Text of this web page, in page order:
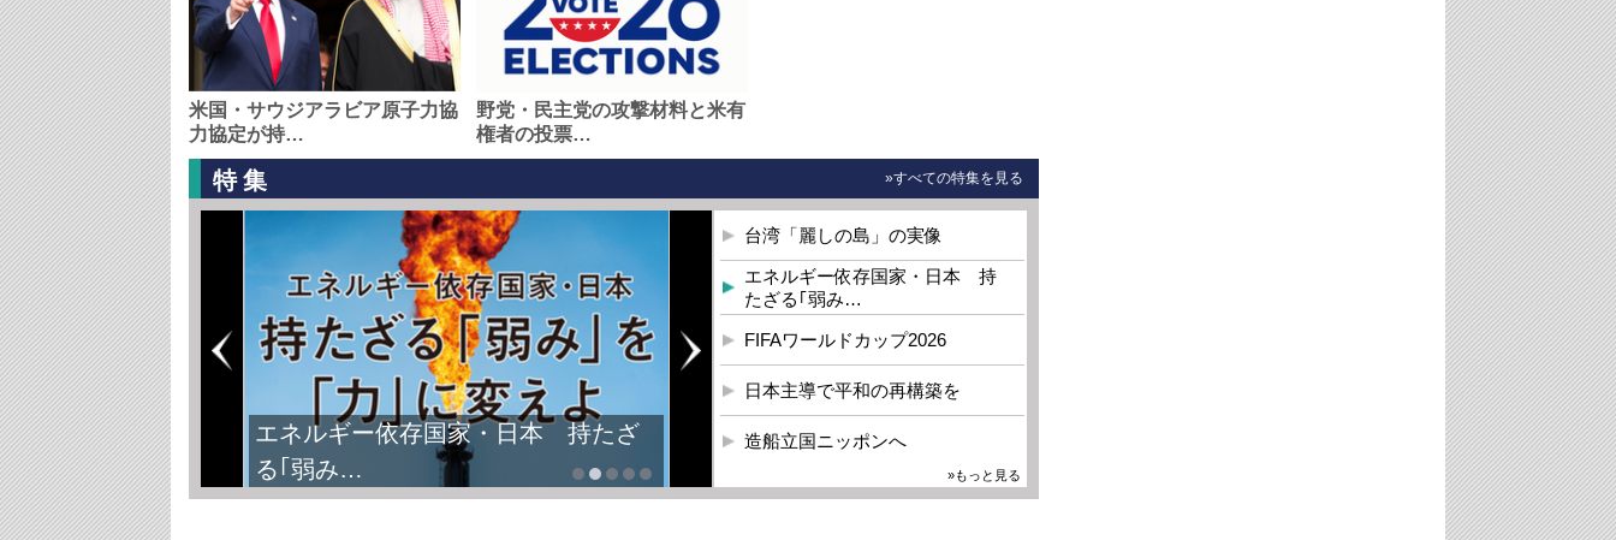
米国・サウジアラビア原子力協
力協定が持…
野党・民主党の攻撃材料と米有
権者の投票…
特集 »すべての特集を見る
エネルギー依存国家・日本 持たざ
る｢弱み…
台湾「麗しの島」の実像
エネルギー依存国家・日本 持
たざる｢弱み…
FIFAワールドカップ2026
日本主導で平和の再構築を
造船立国ニッポンへ
»もっと見る